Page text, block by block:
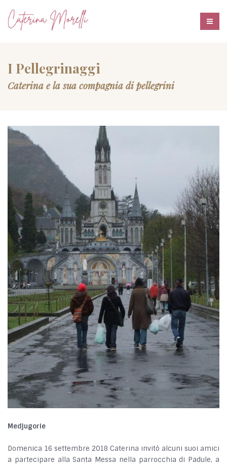
I Pellegrinaggi
Caterina e la sua compagnia di pellegrini
Medjugorie
Domenica 16 settembre 2018 Caterina invitò alcuni suoi amici
a partecipare alla Santa Messa nella parrocchia di Padule, a